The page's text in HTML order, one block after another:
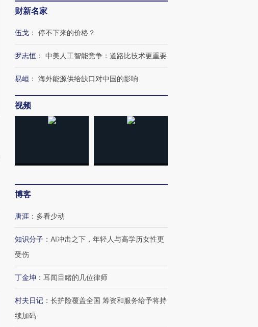
财新名家
伍戈 ： 停不下来的价格？
罗志恒 ： 中美人工智能竞争：道路比技术更重要
易峘 ： 海外能源供给缺口对中国的影响
视频
博客
唐涯 ： 多看少动
知识分子 ： AI冲击之下，年轻人与高学历女性更
受伤
丁金坤 ： 耳闻目睹的几位律师
村夫日记 ： 长护险覆盖全国 筹资和服务给予将持
续加码